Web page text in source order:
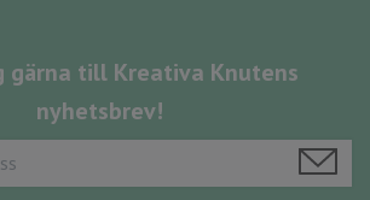
gärna till Kreativa Knutens
nyhetsbrev!